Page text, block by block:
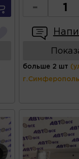
-
больше 2 шт